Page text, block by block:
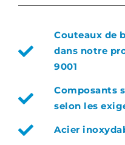
Couteaux de
dans notre
9001
Composants
selon les
Acier